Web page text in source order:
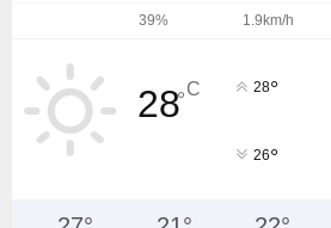
39% 1.9km/h
28°C 28°
26°